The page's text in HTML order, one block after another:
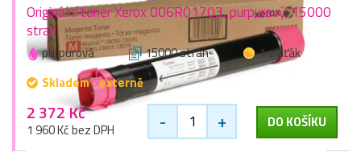
Originální toner Xerox 006R01703, purpurový, 15000
stran
purpurová 15000 stran
1 zlaťák
Skladem - externě
2 372 Kč
1 960 Kč bez DPH - + DO KOŠÍKU